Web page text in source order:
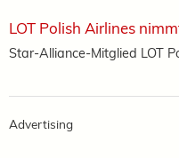
LOT Polish Airlines
Star-Alliance-Mitglied LOT
Advertising